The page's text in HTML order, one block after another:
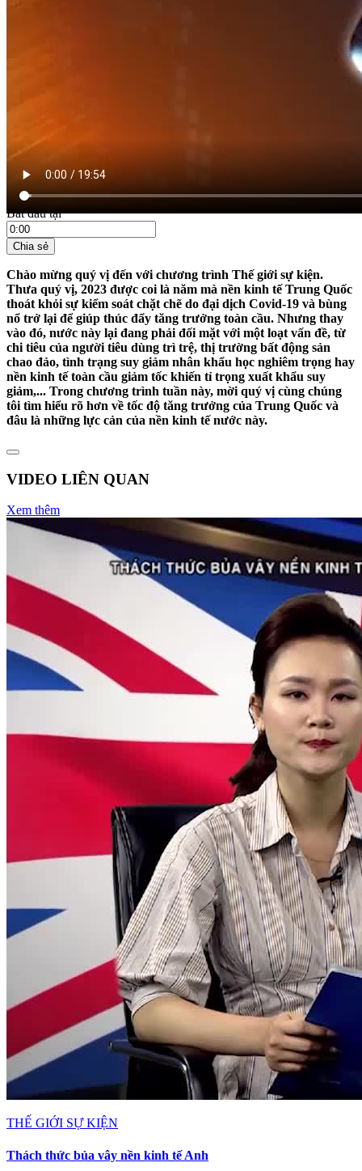
Bắt đầu tại
Chia sẻ
Chào mừng quý vị đến với chương trình Thế giới sự kiện.
Thưa quý vị, 2023 được coi là năm mà nền kinh tế Trung Quốc
thoát khỏi sự kiểm soát chặt chẽ do đại dịch Covid-19 và bùng
nổ trở lại để giúp thúc đẩy tăng trưởng toàn cầu. Nhưng thay
vào đó, nước này lại đang phải đối mặt với một loạt vấn đề, từ
chi tiêu của người tiêu dùng trì trệ, thị trường bất động sản
chao đảo, tình trạng suy giảm nhân khẩu học nghiêm trọng hay
nền kinh tế toàn cầu giảm tốc khiến tỉ trọng xuất khẩu suy
giảm,... Trong chương trình tuần này, mời quý vị cùng chúng
tôi tìm hiểu rõ hơn về tốc độ tăng trưởng của Trung Quốc và
đâu là những lực cản của nền kinh tế nước này.
VIDEO LIÊN QUAN
Xem thêm
THẾ GIỚI SỰ KIỆN
Thách thức bủa vây nền kinh tế Anh